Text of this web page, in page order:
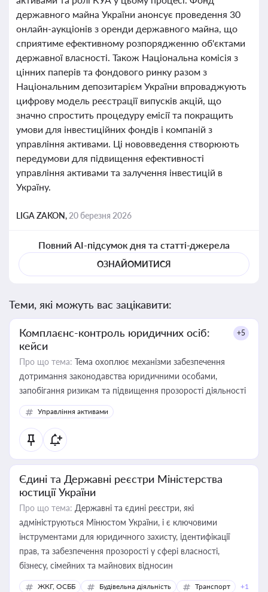
державного майна України анонсує проведення 30
онлайн-аукціонів з оренди державного майна, що
сприятиме ефективному розпорядженню об'єктами
державної власності. Також Національна комісія з
цінних паперів та фондового ринку разом з
Національним депозитарієм України впроваджують
цифрову модель реєстрації випусків акцій, що
значно спростить процедуру емісії та покращить
умови для інвестиційних фондів і компаній з
управління активами. Ці нововведення створюють
передумови для підвищення ефективності
управління активами та залучення інвестицій в
Україну.
LIGA ZAKON, 20 березня 2026
Повний AI-підсумок дня та статті-джерела
ОЗНАЙОМИТИСЯ
Теми, які можуть вас зацікавити:
Комплаєнс-контроль юридичних осіб:
кейси
+5
Про що тема: Тема охоплює механізми забезпечення
дотримання законодавства юридичними особами,
запобігання ризикам та підвищення прозорості діяльності
Управління активами
Єдині та Державні реєстри Міністерства
юстиції України
Про що тема: Державні та єдині реєстри, які
адмініструються Мінюстом України, і є ключовими
інструментами для юридичного захисту, ідентифікації
прав, та забезпечення прозорості у сфері власності,
бізнесу, сімейних та майнових відносин
ЖКГ, ОСББ Будівельна діяльність Транспорт +1